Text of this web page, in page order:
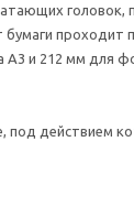
головок,
бумаги
и 212 мм для
под действием